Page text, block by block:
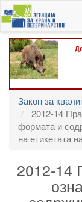
Skip
to
main
content
Закон за
2012-14
формата и
на етикетата
2012-14